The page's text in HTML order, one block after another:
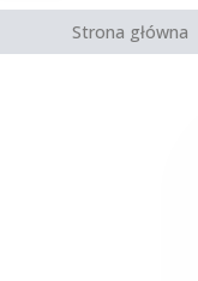
Strona główna